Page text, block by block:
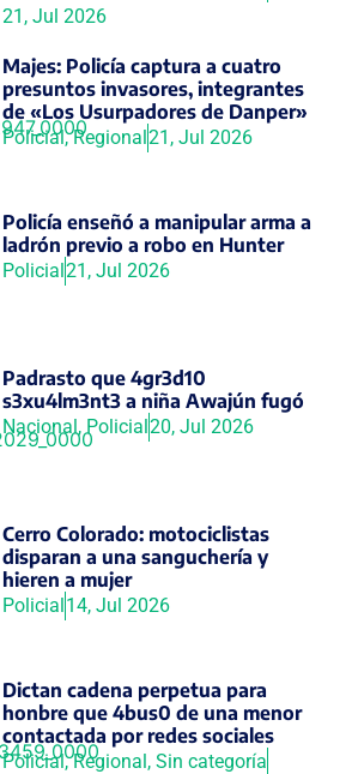
21, Jul 2026
Majes: Policía captura a cuatro
presuntos invasores, integrantes
de «Los Usurpadores de Danper»
Policial,Regional21, Jul 2026
Policía enseñó a manipular arma a
ladrón previo a robo en Hunter
Policial21, Jul 2026
Padrasto que 4gr3d10
s3xu4lm3nt3 a niña Awajún fugó
Nacional,Policial20, Jul 2026
Cerro Colorado: motociclistas
disparan a una sanguchería y
hieren a mujer
Policial14, Jul 2026
Dictan cadena perpetua para
honbre que 4bus0 de una menor
contactada por redes sociales
Policial,Regional, Sin categoría